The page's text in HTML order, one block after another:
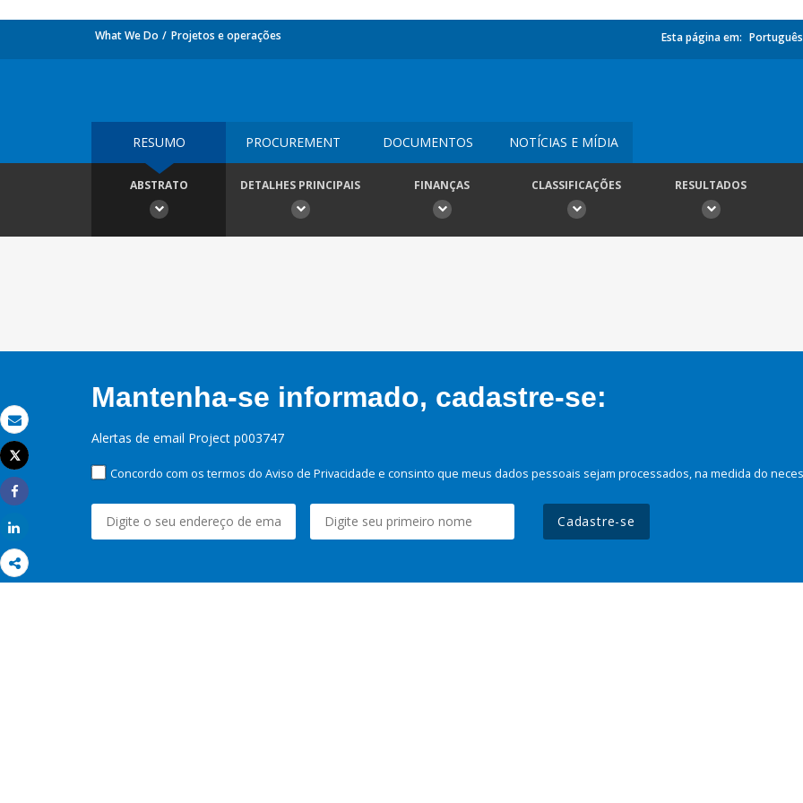
Email
Imprimir
Tweet
Share
What We Do Projetos e operações Esta página em: Português
RESUMO PROCUREMENT DOCUMENTOS NOTÍCIAS E MÍDIA
ABSTRATO DETALHES PRINCIPAIS FINANÇAS CLASSIFICAÇÕES RESULTADOS
Mantenha-se informado, cadastre-se:
Alertas de email Project p003747
Concordo com os termos do Aviso de Privacidade e consinto que meus dados pessoais sejam processados, na medida do
Cadastre-se